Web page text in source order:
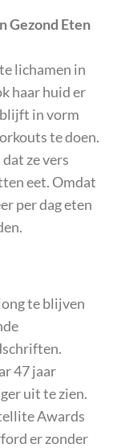
Gezond Eten
lichamen in
haar huid er
in vorm
te doen.
ze vers
eet. Omdat
per dag eten
te blijven
47 jaar
uit te zien.
Awards
er zonder